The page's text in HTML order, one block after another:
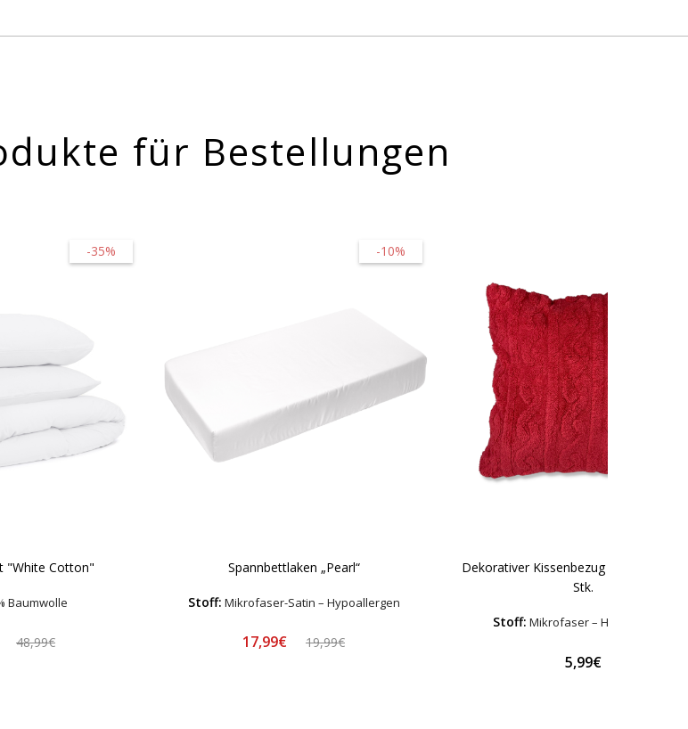
für Bestellungen
-35%
"White Cotton"
Baumwolle
48,99€
-10%
Spannbettlaken „Pearl“
Stoff: Mikrofaser-Satin – Hypoallergen
17,99€ 19,99€
Dekorativer Kissenbezug „Red
Stk.
Stoff: Mikrofaser – Hypoallergen
5,99€